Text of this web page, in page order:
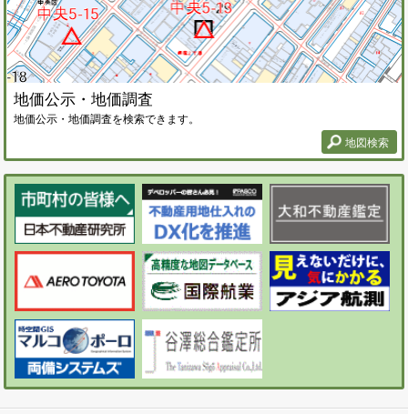
地価公示・地価調査
地価公示・地価調査を検索できます。
地図検索